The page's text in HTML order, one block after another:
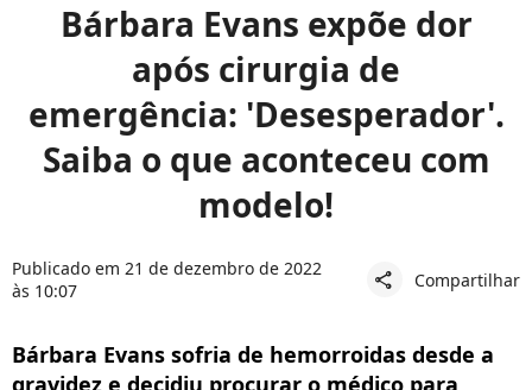
Bárbara Evans expõe dor
após cirurgia de
emergência: 'Desesperador'.
Saiba o que aconteceu com
modelo!
Publicado em 21 de dezembro de 2022
às 10:07
share Compartilhar
Bárbara Evans sofria de hemorroidas desde a
gravidez e decidiu procurar o médico para